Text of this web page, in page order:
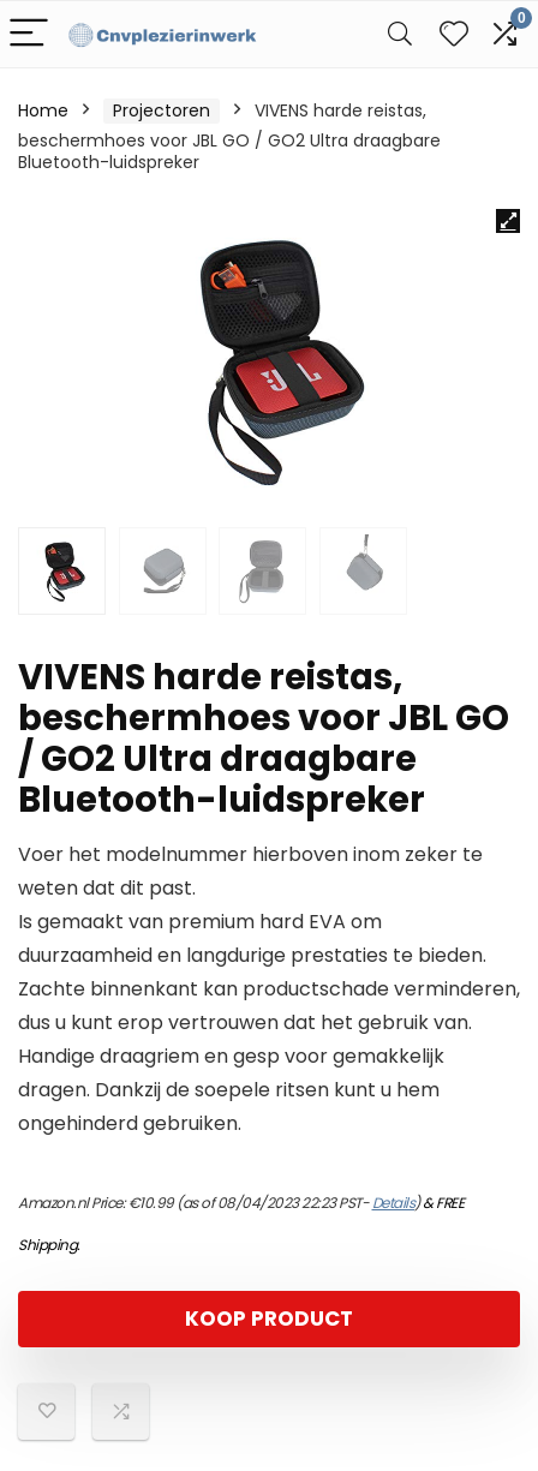
0
Home Projectoren
VIVENS harde reistas,
beschermhoes voor JBL GO / GO2 Ultra draagbare
Bluetooth-luidspreker
VIVENS harde reistas,
beschermhoes voor JBL GO
/ GO2 Ultra draagbare
Bluetooth-luidspreker
Voer het modelnummer hierboven inom zeker te
weten dat dit past.
Is gemaakt van premium hard EVA om
duurzaamheid en langdurige prestaties te bieden.
Zachte binnenkant kan productschade verminderen,
dus u kunt erop vertrouwen dat het gebruik van.
Handige draagriem en gesp voor gemakkelijk
dragen. Dankzij de soepele ritsen kunt u hem
ongehinderd gebruiken.
Amazon.nl Price:€10.99(as of 08/04/2023 22:23 PST-Details)&FREE
Shipping.
KOOP PRODUCT